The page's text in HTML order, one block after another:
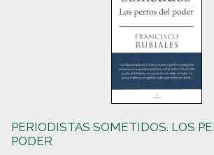
PERIODISTAS SOMETIDOS. LOS
PODER